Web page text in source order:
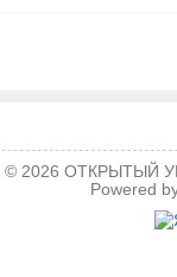
© 2026ОТКРЫТЫЙ
Powered